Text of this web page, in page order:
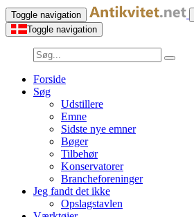
Toggle navigation
Toggle navigation
Forside
Søg
Udstillere
Emne
Sidste nye emner
Bøger
Tilbehør
Konservatorer
Brancheforeninger
Jeg fandt det ikke
Opslagstavlen